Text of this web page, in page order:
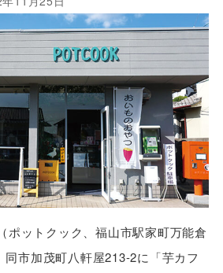
ポットクック、福山市駅家町万能倉
市加茂町八軒屋213-2に「芋カフ